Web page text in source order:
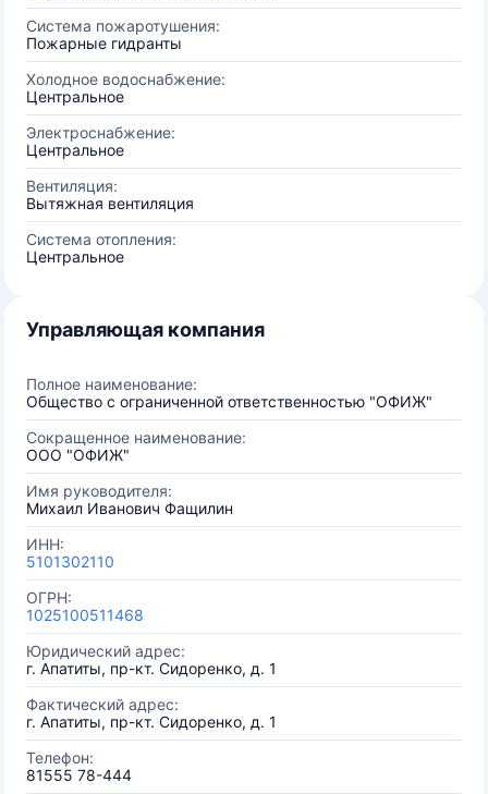
Система пожаротушения:
Пожарные гидранты
Холодное водоснабжение:
Центральное
Электроснабжение:
Центральное
Вентиляция:
Вытяжная вентиляция
Система отопления:
Центральное
Управляющая компания
Полное наименование:
Общество с ограниченной ответственностью "ОФИЖ"
Сокращенное наименование:
ООО "ОФИЖ"
Имя руководителя:
Михаил Иванович Фащилин
ИНН:
5101302110
ОГРН:
1025100511468
Юридический адрес:
г. Апатиты, пр-кт. Сидоренко, д. 1
Фактический адрес:
г. Апатиты, пр-кт. Сидоренко, д. 1
Телефон:
81555 78-444